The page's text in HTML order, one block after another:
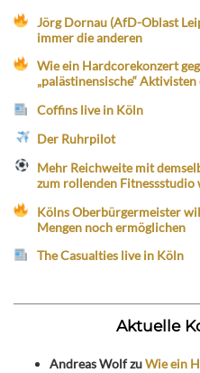
Jörg Dornau (AfD-Oblast
immer die anderen
Wie ein Hardcorekonzert
„palästinensische“
Coffins live in Köln
Der Ruhrpilot
Mehr Reichweite mit
zum rollenden Fitnessstudio
Kölns Oberbürgermeister
Mengen noch ermöglichen
The Casualties live in Köln
Aktuelle
Andreas WolfzuWie ein